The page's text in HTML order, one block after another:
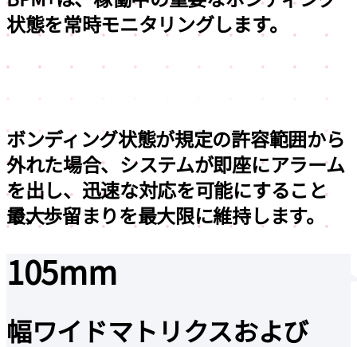
インデックス精度＠3σ
最大
105mm
幅ワイドマトリクスおよび
IPMリードフレーム対応
状態を常時モニタリングします。
ボンディング状態が規定の許容範囲から
外れた場合、システムが即座にアラーム
を出し、 迅速な対応を可能にすること
で、歩留まりを最大限に維持します。